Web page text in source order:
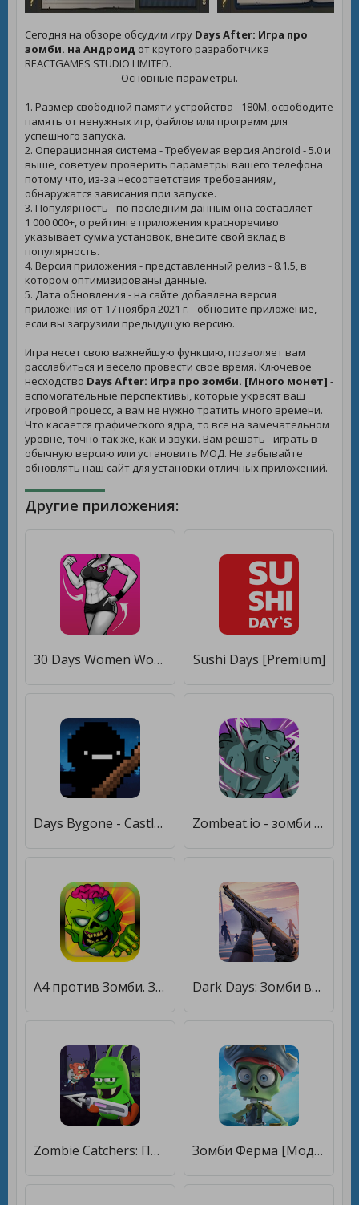
Сегодня на обзоре обсудим игру Days After: Игра про
зомби. на Андроид от крутого разработчика
REACTGAMES STUDIO LIMITED.
Основные параметры.
1. Размер свободной памяти устройства - 180M, освободите
память от ненужных игр, файлов или программ для
успешного запуска.
2. Операционная система - Требуемая версия Android - 5.0 и
выше, советуем проверить параметры вашего телефона
потому что, из-за несоответствия требованиям,
обнаружатся зависания при запуске.
3. Популярность - по последним данным она составляет
1 000 000+, о рейтинге приложения красноречиво
указывает сумма установок, внесите свой вклад в
популярность.
4. Версия приложения - представленный релиз - 8.1.5, в
котором оптимизированы данные.
5. Дата обновления - на сайте добавлена версия
приложения от 17 ноября 2021 г. - обновите приложение,
если вы загрузили предыдущую версию.
Игра несет свою важнейшую функцию, позволяет вам
расслабиться и весело провести свое время. Ключевое
несходство Days After: Игра про зомби. [Много монет] -
вспомогательные перспективы, которые украсят ваш
игровой процесс, а вам не нужно тратить много времени.
Что касается графического ядра, то все на замечательном
уровне, точно так же, как и звуки. Вам решать - играть в
обычную версию или установить МОД. Не забывайте
обновлять наш сайт для установки отличных приложений.
Другие приложения:
30 Days Women Workout Fitness [Без рекламы] Sushi Days [Premium]
Days Bygone - Castle Defense [Много монет] Zombeat.io - зомби игра io [Много монет]
А4 против Зомби. Зомбатл. [Много монет] Dark Days: Зомби выживание [Много монет]
Zombie Catchers: Поймать зомби [Много монет] Зомби Ферма [Мод меню]